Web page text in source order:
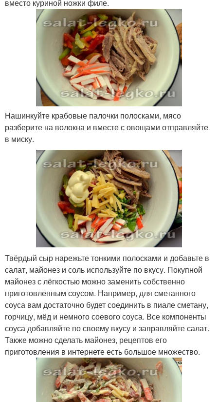
вместо куриной ножки филе.
Нашинкуйте крабовые палочки полосками, мясо
разберите на волокна и вместе с овощами отправляйте
в миску.
Твёрдый сыр нарежьте тонкими полосками и добавьте в
салат, майонез и соль используйте по вкусу. Покупной
майонез с лёгкостью можно заменить собственно
приготовленным соусом. Например, для сметанного
соуса вам достаточно будет соединить в пиале сметану,
горчицу, мёд и немного соевого соуса. Все компоненты
соуса добавляйте по своему вкусу и заправляйте салат.
Также можно сделать майонез, рецептов его
приготовления в интернете есть большое множество.